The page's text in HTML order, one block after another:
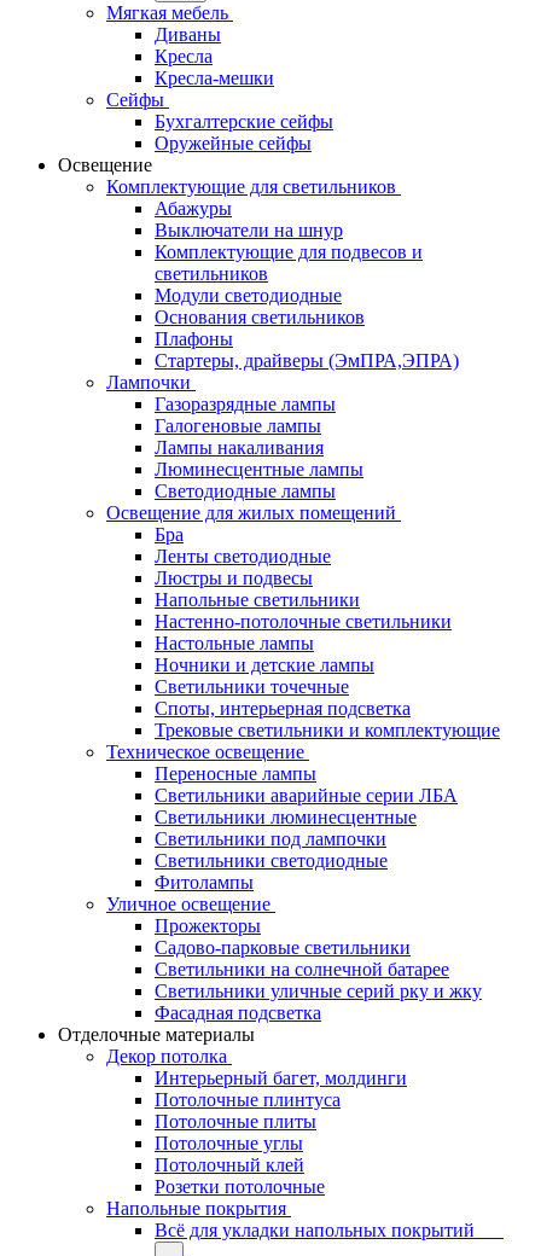
Мягкая мебель
Диваны
Кресла
Кресла-мешки
Сейфы
Бухгалтерские сейфы
Оружейные сейфы
Освещение
Комплектующие для светильников
Абажуры
Выключатели на шнур
Комплектующие для подвесов и
светильников
Модули светодиодные
Основания светильников
Плафоны
Стартеры, драйверы (ЭмПРА,ЭПРА)
Лампочки
Газоразрядные лампы
Галогеновые лампы
Лампы накаливания
Люминесцентные лампы
Светодиодные лампы
Освещение для жилых помещений
Бра
Ленты светодиодные
Люстры и подвесы
Напольные светильники
Настенно-потолочные светильники
Настольные лампы
Ночники и детские лампы
Светильники точечные
Споты, интерьерная подсветка
Трековые светильники и комплектующие
Техническое освещение
Переносные лампы
Светильники аварийные серии ЛБА
Светильники люминесцентные
Светильники под лампочки
Светильники светодиодные
Фитолампы
Уличное освещение
Прожекторы
Садово-парковые светильники
Светильники на солнечной батарее
Светильники уличные серий рку и жку
Фасадная подсветка
Отделочные материалы
Декор потолка
Интерьерный багет, молдинги
Потолочные плинтуса
Потолочные плиты
Потолочные углы
Потолочный клей
Розетки потолочные
Напольные покрытия
Всё для укладки напольных покрытий